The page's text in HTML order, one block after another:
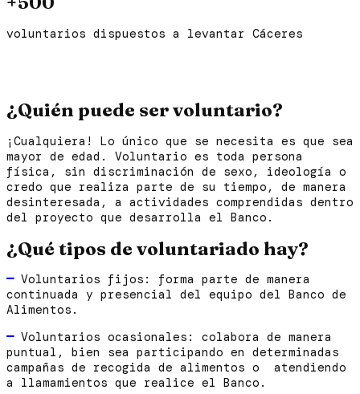
voluntarios dispuestos a levantar Cáceres
¿Quién puede ser voluntario?
¡Cualquiera! Lo único que se necesita es que sea
mayor de edad. Voluntario es toda persona
física, sin discriminación de sexo, ideología o
credo que realiza parte de su tiempo, de manera
desinteresada, a actividades comprendidas dentro
del proyecto que desarrolla el Banco.
¿Qué tipos de voluntariado hay?
—Voluntarios fijos: forma parte de manera
continuada y presencial del equipo del Banco de
Alimentos.
—Voluntarios ocasionales: colabora de manera
puntual, bien sea participando en determinadas
campañas de recogida de alimentos o atendiendo
a llamamientos que realice el Banco.